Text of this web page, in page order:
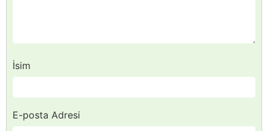
İsim
E-posta Adresi